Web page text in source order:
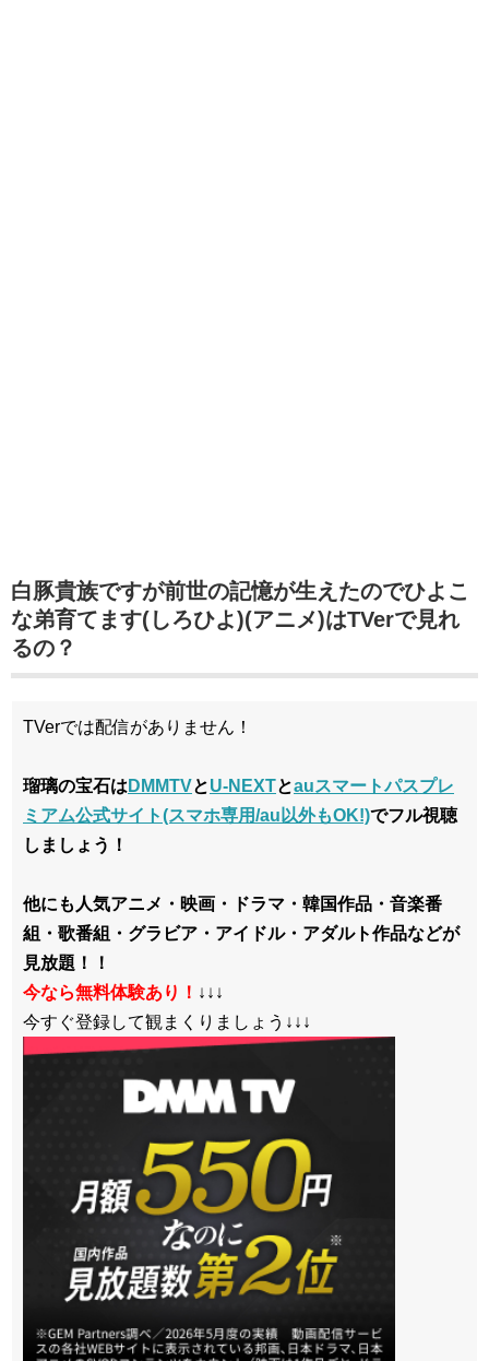
白豚貴族ですが前世の記憶が生えたのでひよこ
な弟育てます(しろひよ)(アニメ)はTVerで見れ
るの？
TVerでは配信がありません！
瑠璃の宝石はDMMTVとU-NEXTとauスマートパスプレ
ミアム公式サイト(スマホ専用/au以外もOK!)でフル視聴
しましょう！
他にも人気アニメ・映画・ドラマ・韓国作品・音楽番
組・歌番組・グラビア・アイドル・アダルト作品などが
見放題！！
今なら無料体験あり！ ↓↓↓
今すぐ登録して観まくりましょう↓↓↓